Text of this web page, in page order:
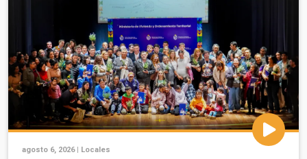
agosto 6, 2026 | Locales